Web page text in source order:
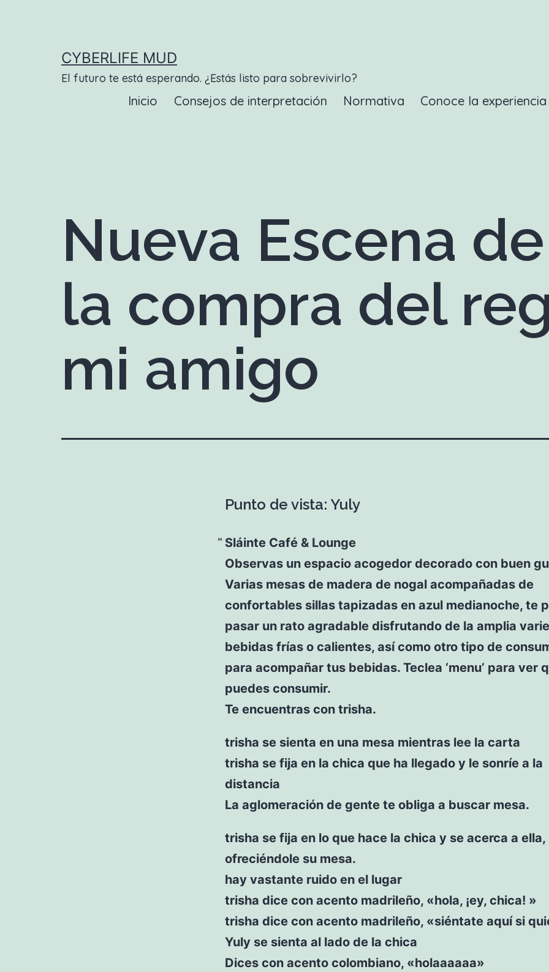
CYBERLIFE MUD
El futuro te está esperando. ¿Estás listo para sobrevivirlo?
Inicio Consejos de interpretación Normativa Conoce la
Nueva Escena
la compra del
mi amigo
Punto de vista: Yuly
Sláinte Café & Lounge
Observas un espacio acogedor decorado con buen
Varias mesas de madera de nogal acompañadas de
confortables sillas tapizadas en azul medianoche, te
pasar un rato agradable disfrutando de la amplia
bebidas frías o calientes, así como otro tipo de
para acompañar tus bebidas. Teclea ‘menu’ para ver
puedes consumir.
Te encuentras con trisha.
trisha se sienta en una mesa mientras lee la carta
trisha se fija en la chica que ha llegado y le sonríe a la
distancia
La aglomeración de gente te obliga a buscar mesa.
trisha se fija en lo que hace la chica y se acerca a ella,
ofreciéndole su mesa.
hay vastante ruido en el lugar
trisha dice con acento madrileño, «hola, ¡ey, chica! »
trisha dice con acento madrileño, «siéntate aquí si
Yuly se sienta al lado de la chica
Dices con acento colombiano, «holaaaaaa»